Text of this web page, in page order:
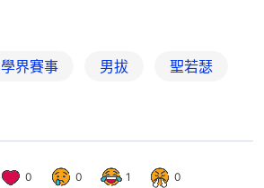
學界賽事 男拔 聖若瑟
0 0 1 0